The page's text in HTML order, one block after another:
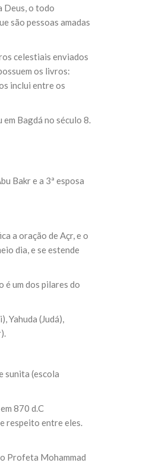
Deus, o todo
são pessoas amadas
celestiais enviados
os livros:
inclui entre os
Bagdá no século 8.
Bakr e a 3ª esposa
a oração de Açr, e o
dia, e se estende
é um dos pilares do
Yahuda (Judá),
sunita (escola
870 d.C
respeito entre eles.
Profeta Mohammad